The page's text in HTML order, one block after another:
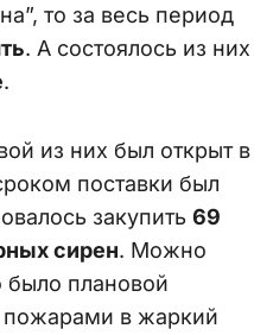
то за весь период
. А состоялось из них
.
из них был открыт в
поставки был
закупить 69
сирен. Можно
было плановой
пожарами в жаркий